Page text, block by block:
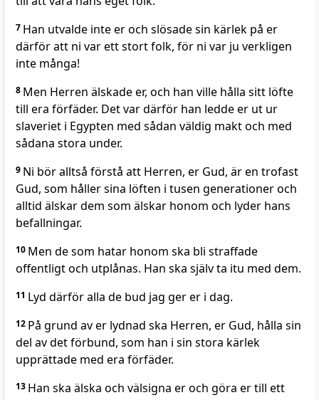
7 Han utvalde inte er och slösade sin kärlek på er
därför att ni var ett stort folk, för ni var ju verkligen
inte många!
8 Men Herren älskade er, och han ville hålla sitt löfte
till era förfäder. Det var därför han ledde er ut ur
slaveriet i Egypten med sådan väldig makt och med
sådana stora under.
9 Ni bör alltså förstå att Herren, er Gud, är en trofast
Gud, som håller sina löften i tusen generationer och
alltid älskar dem som älskar honom och lyder hans
befallningar.
10 Men de som hatar honom ska bli straffade
offentligt och utplånas. Han ska själv ta itu med dem.
11 Lyd därför alla de bud jag ger er i dag.
12 På grund av er lydnad ska Herren, er Gud, hålla sin
del av det förbund, som han i sin stora kärlek
upprättade med era förfäder.
13 Han ska älska och välsigna er och göra er till ett